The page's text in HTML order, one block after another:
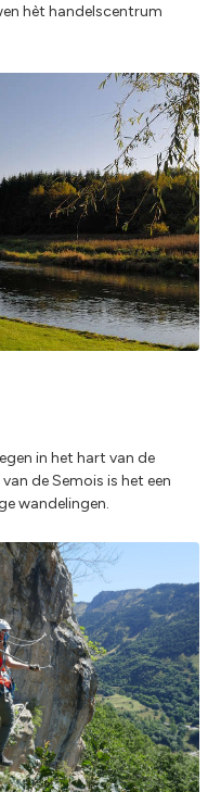
hèt handelscentrum
in het hart van de
de Semois is het een
wandelingen.